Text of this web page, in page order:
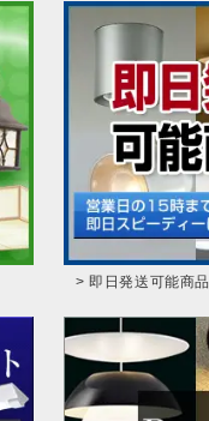
> 即日発送可能商品